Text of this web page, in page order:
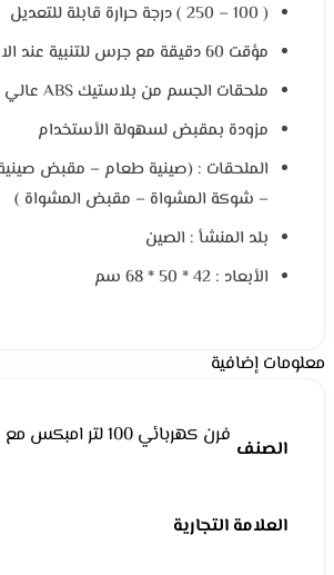
( 100 – 250 ) درجة حرارة قابلة للتعديل
مؤقت 60 دقيقة مع جرس للتنبية عند الانتهاء
ملحقات الجسم من بلاستيك ABS عالي
مزودة بمقبض لسهولة الأستخدام
الملحقات : (صينية طعام – مقبض
– شوكة المشواة – مقبض المشواة )
بلد المنشأ : الصين
الأبعاد : 42 * 50 * 68 سم
معلومات إضافية
الصنف
العلامة التجارية